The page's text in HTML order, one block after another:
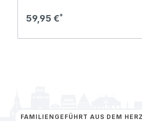
Regulärer Preis:
59,95 €
FAMILIENGEFÜHRT AUS DEM